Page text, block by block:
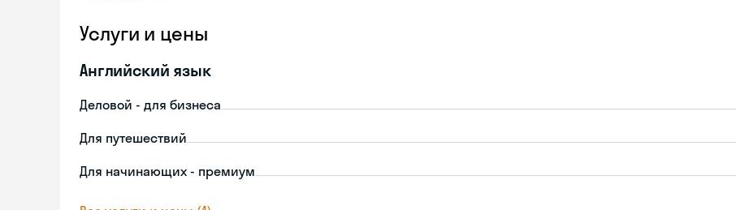
Услуги и цены
Английский язык
Деловой - для бизнеса
Для путешествий
Для начинающих - премиум